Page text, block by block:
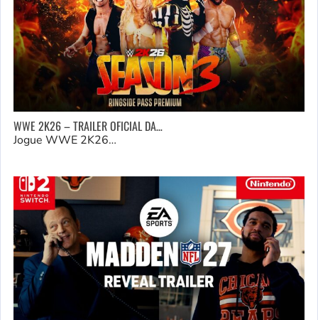
WWE 2K26 – TRAILER OFICIAL DA…
Jogue WWE 2K26…